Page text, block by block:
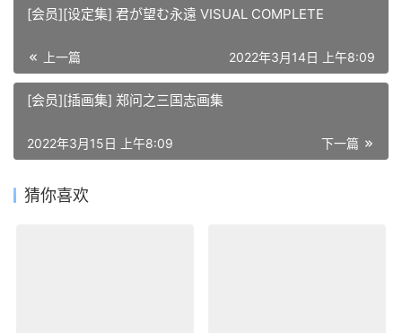
[会员][设定集] 君が望む永遠 VISUAL COMPLETE
上一篇 2022年3月14日 上午8:09
[会员][插画集] 郑问之三国志画集
下一篇
2022年3月15日 上午8:09
猜你喜欢